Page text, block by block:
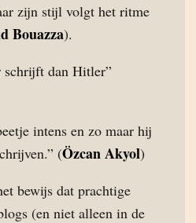
zijn stijl volgt het ritme
Bouazza).
dan Hitler”
intens en zo maar hij
(Özcan Akyol)
bewijs dat prachtige
(en niet alleen in de